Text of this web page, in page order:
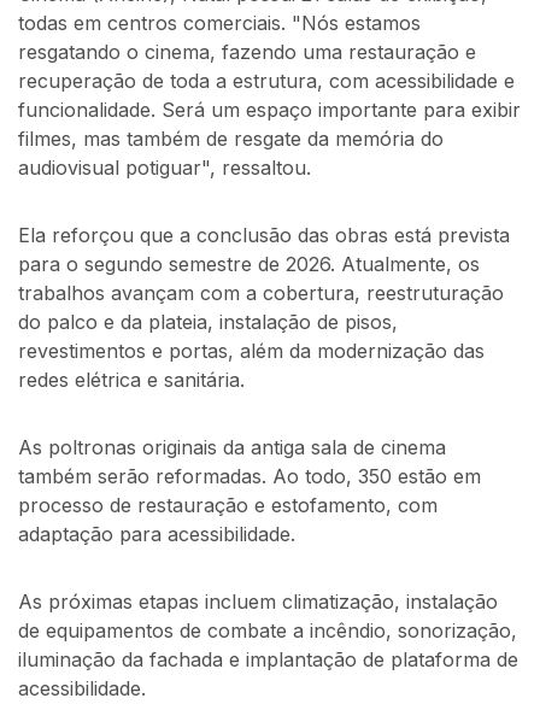
todas em centros comerciais. "Nós estamos
resgatando o cinema, fazendo uma restauração e
recuperação de toda a estrutura, com acessibilidade e
funcionalidade. Será um espaço importante para exibir
filmes, mas também de resgate da memória do
audiovisual potiguar", ressaltou.
Ela reforçou que a conclusão das obras está prevista
para o segundo semestre de 2026. Atualmente, os
trabalhos avançam com a cobertura, reestruturação
do palco e da plateia, instalação de pisos,
revestimentos e portas, além da modernização das
redes elétrica e sanitária.
As poltronas originais da antiga sala de cinema
também serão reformadas. Ao todo, 350 estão em
processo de restauração e estofamento, com
adaptação para acessibilidade.
As próximas etapas incluem climatização, instalação
de equipamentos de combate a incêndio, sonorização,
iluminação da fachada e implantação de plataforma de
acessibilidade.